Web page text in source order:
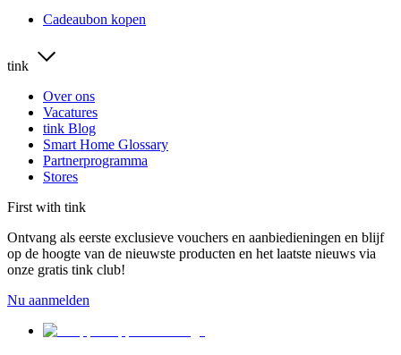
Cadeaubon kopen
tink
Over ons
Vacatures
tink Blog
Smart Home Glossary
Partnerprogramma
Stores
First with tink
Ontvang als eerste exclusieve vouchers en aanbiedieningen en blijf
op de hoogte van de nieuwste producten en het laatste nieuws via
onze gratis tink club!
Nu aanmelden